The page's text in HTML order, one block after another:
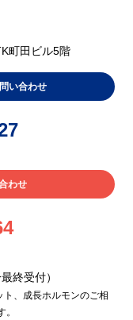
町田ビル5階
い合わせ
わせ
終受付）
、成長ホルモンのご相